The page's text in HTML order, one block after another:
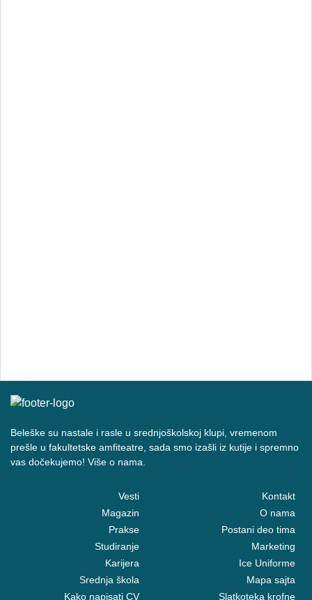
Beleške su nastale i rasle u srednjoškolskoj klupi, vremenom
prešle u fakultetske amfiteatre, sada smo izašli iz kutije i spremno
vas dočekujemo! Više o nama.
Vesti
Magazin
Prakse
Studiranje
Karijera
Srednja škola
Kako napisati CV
Kontakt
O nama
Postani deo tima
Marketing
Ice Uniforme
Mapa sajta
Slatkoteka krofne